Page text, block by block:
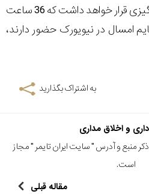
های جدید و هیجان انگیزی قرار خواهد داشت که 36 ساعت
امسال در نیویورک حضور دارند،
به اشتراک بگذارید
و اخلاق مداری
منبع و آدرس "سایت ایران تایمر " مجاز
است.
مقاله قبلی